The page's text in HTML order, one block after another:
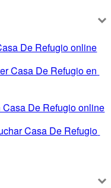
De Refugio online
Casa De Refugio en
Casa De Refugio online
Casa De Refugio